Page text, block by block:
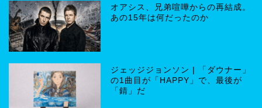
オアシス、兄弟喧嘩からの再結成。
あの15年は何だったのか
ジェッジジョンソン | 「ダウナー」
の1曲目が「HAPPY」で、最後が
「錆」だ